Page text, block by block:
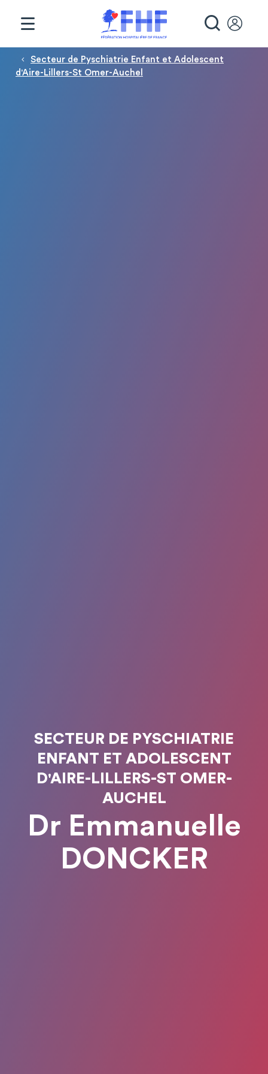
Fil d'Ariane
Secteur de Pyschiatrie Enfant et Adolescent
d'Aire-Lillers-St Omer-Auchel
SECTEUR DE PYSCHIATRIE
ENFANT ET ADOLESCENT
D'AIRE-LILLERS-ST OMER-
AUCHEL
Dr Emmanuelle
DONCKER
Panneau de gestion des cookies